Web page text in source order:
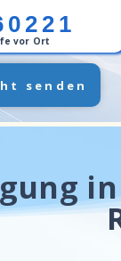
vor Ort
senden